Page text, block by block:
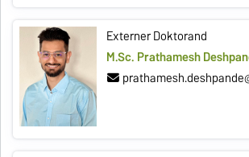
Externer Doktorand
M.Sc. Prathamesh